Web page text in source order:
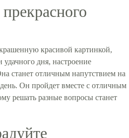
красивой картинкой,
дня, настроение
станет отличным напутствием на
Он пройдет вместе с отличным
решать разные вопросы станет